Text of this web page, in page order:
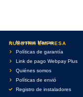
NUESTRA EMPRESA
Nuestras Marcas
Políticas de garantía
Link de pago Webpay Plus
Quiénes somos
Políticas de envió
Registro de instaladores